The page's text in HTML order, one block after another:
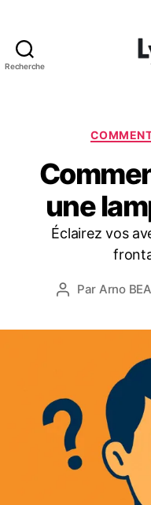
Recherche
une
Éclairez vos
Auteur
Par Arno